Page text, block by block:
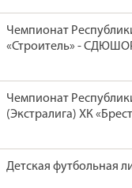
Чемпионат
«Строитель» -
Чемпионат
(Экстралига) ХК
Детская футбольная